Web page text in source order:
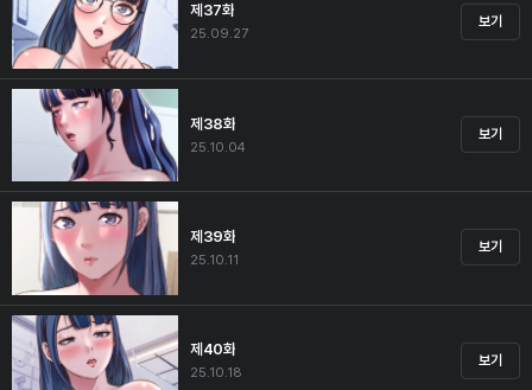
제37화
25.09.27
보기
제38화
25.10.04
보기
제39화
25.10.11
보기
제40화
25.10.18
보기